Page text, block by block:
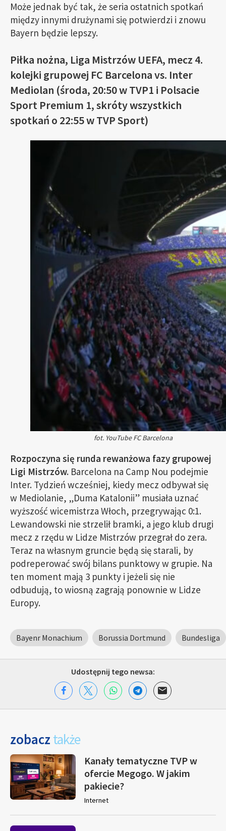
Może jednak być tak, że seria ostatnich spotkań
między innymi drużynami się potwierdzi i znowu
Bayern będzie lepszy.
Piłka nożna, Liga Mistrzów UEFA, mecz 4.
kolejki grupowej FC Barcelona vs. Inter
Mediolan (środa, 20:50 w TVP1 i Polsacie
Sport Premium 1, skróty wszystkich
spotkań o 22:55 w TVP Sport)
fot. YouTube FC Barcelona
Rozpoczyna się runda rewanżowa fazy grupowej
Ligi Mistrzów. Barcelona na Camp Nou podejmie
Inter. Tydzień wcześniej, kiedy mecz odbywał się
w Mediolanie, „Duma Katalonii” musiała uznać
wyższość wicemistrza Włoch, przegrywając 0:1.
Lewandowski nie strzelił bramki, a jego klub drugi
mecz z rzędu w Lidze Mistrzów przegrał do zera.
Teraz na własnym gruncie będą się starali, by
podreperować swój bilans punktowy w grupie. Na
ten moment mają 3 punkty i jeżeli się nie
odbudują, to wiosną zagrają ponownie w Lidze
Europy.
Bayenr Monachium Borussia Dortmund Bundesliga
Udostępnij tego newsa:
zobacz także
Kanały tematyczne TVP w
ofercie Megogo. W jakim
pakiecie?
Internet